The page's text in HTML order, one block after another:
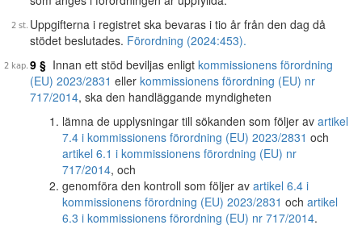
Uppgifterna i registret ska bevaras i tio år från den dag då
stödet beslutades. Förordning (2024:453).
9 § Innan ett stöd beviljas enligt kommissionens förordning
(EU) 2023/2831 eller kommissionens förordning (EU) nr
717/2014, ska den handläggande myndigheten
lämna de upplysningar till sökanden som följer av artikel
7.4 i kommissionens förordning (EU) 2023/2831 och
artikel 6.1 i kommissionens förordning (EU) nr
717/2014, och
genomföra den kontroll som följer av artikel 6.4 i
kommissionens förordning (EU) 2023/2831 och artikel
6.3 i kommissionens förordning (EU) nr 717/2014.